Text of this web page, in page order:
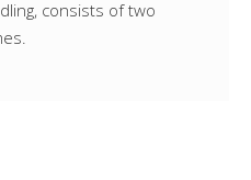
consists of two